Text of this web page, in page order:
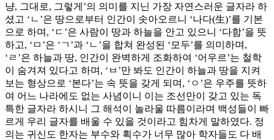
냥, 그대로, 그렇게’의 의미를 지닌 가장 자연스러운 글자라 하
셨고 ‘ㄴ’은 땅으로부터 인간이 솟아오르니 ‘나다(生)’를 기본
으로 하며, ‘ㄷ’은 사람이 땅과 하늘을 안고 있으니 ‘다함’을 뜻
하고, ‘ㅁ’은 ‘ㄱ’과 ‘ㄴ’을 합쳐 완성된 ‘모두’를 의미하며,
‘ㄹ’은 하늘과 땅, 인간이 완벽하게 조화하여 ‘어우르’는 철학
이 숨겨져 있다고 하며, ‘ㅂ’만 봐도 인간이 하늘과 땅을 지켜
보는 형상으로 ‘본다’는 속 뜻을 갖게 되며, ‘ㅇ’은 우주를 뜻하
여 어느 나라에도 없는 사념이니 이는 조선만이 갖고 있는 독
특한 글자라 하시니 그 해석이 놀라울 따름이라며 백성들이 빠
르게 우리 글자를 배울 수 있을 것이라고 힘차게 말하였다. 정
의는 귀신도 한자는 부수와 획수가 너무 많아 학자들도 다 배